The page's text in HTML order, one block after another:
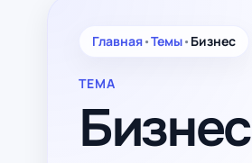
Главная•Темы• Бизнес
ТЕМА
Бизнес